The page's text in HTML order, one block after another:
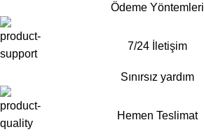
Ödeme Yöntemleri
7/24 İletişim
Sınırsız yardım
Hemen Teslimat